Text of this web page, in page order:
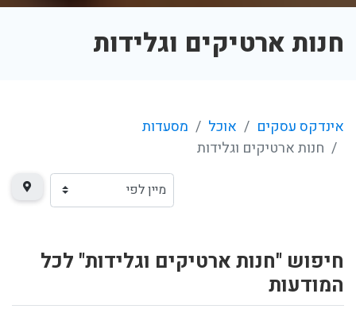
חנות ארטיקים וגלידות
אינדקס עסקים אוכל
מסעדות
חנות ארטיקים וגלידות
חיפוש "חנות ארטיקים וגלידות" לכל
המודעות